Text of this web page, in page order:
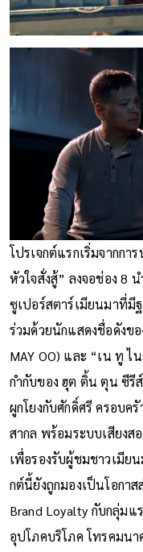
โปรเจกต์แรกเริ่มจากก
หัวใจสั่งสู้” ลงจอช่อง 8
ซูเปอร์สตาร์เมียนมาที่
ร่วมด้วยนักแสดงชื่อดังข
MAY OO) และ “เน ทู ไ
กำกับของ ฮุต ติ้น ตุน ซีรี
ผูกโยงกับศักดิ์ศรี ครอบค
สากล พร้อมระบบเสียง
เพื่อรองรับผู้ชมชาวเมีย
กต์นี้ยังถูกมองเป็นโอกา
Brand Loyalty กับกลุ่มแ
อุปโภคบริโภค โทรคมน